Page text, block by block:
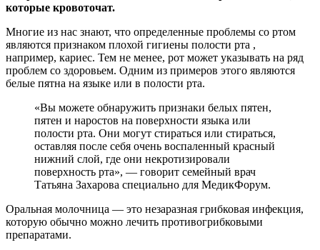
которые кровоточат.
Многие из нас знают, что определенные проблемы со ртом
являются признаком плохой гигиены полости рта ,
например, кариес. Тем не менее, рот может указывать на ряд
проблем со здоровьем. Одним из примеров этого являются
белые пятна на языке или в полости рта.
«Вы можете обнаружить признаки белых пятен,
пятен и наростов на поверхности языка или
полости рта. Они могут стираться или стираться,
оставляя после себя очень воспаленный красный
нижний слой, где они некротизировали
поверхность рта», — говорит семейный врач
Татьяна Захарова специально для МедикФорум.
Оральная молочница — это незаразная грибковая инфекция,
которую обычно можно лечить противогрибковыми
препаратами.